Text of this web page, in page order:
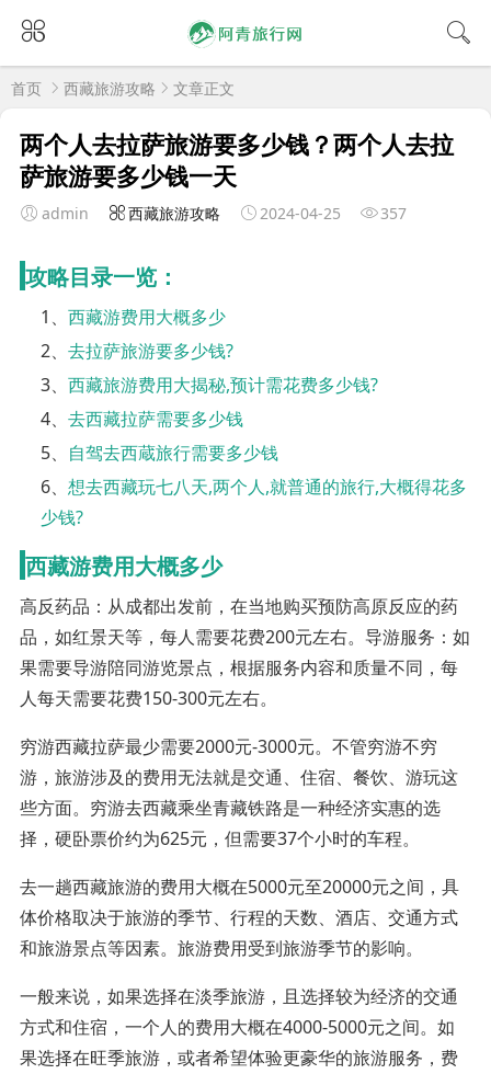
首页 西藏旅游攻略 文章正文
两个人去拉萨旅游要多少钱？两个人去拉
萨旅游要多少钱一天
admin 西藏旅游攻略 2024-04-25 357
攻略目录一览：
1、西藏游费用大概多少
2、去拉萨旅游要多少钱?
3、西藏旅游费用大揭秘,预计需花费多少钱?
4、去西藏拉萨需要多少钱
5、 自驾去西蔵旅行需要多少钱
6、想去西藏玩七八天,两个人,就普通的旅行,大概得花多
少钱?
西藏游费用大概多少
高反药品：从成都出发前，在当地购买预防高原反应的药
品，如红景天等，每人需要花费200元左右。导游服务：如
果需要导游陪同游览景点，根据服务内容和质量不同，每
人每天需要花费150-300元左右。
穷游西藏拉萨最少需要2000元-3000元。不管穷游不穷
游，旅游涉及的费用无法就是交通、住宿、餐饮、游玩这
些方面。穷游去西藏乘坐青藏铁路是一种经济实惠的选
择，硬卧票价约为625元，但需要37个小时的车程。
去一趟西藏旅游的费用大概在5000元至20000元之间，具
体价格取决于旅游的季节、行程的天数、酒店、交通方式
和旅游景点等因素。旅游费用受到旅游季节的影响。
一般来说，如果选择在淡季旅游，且选择较为经济的交通
方式和住宿，一个人的费用大概在4000-5000元之间。如
果选择在旺季旅游，或者希望体验更豪华的旅游服务，费